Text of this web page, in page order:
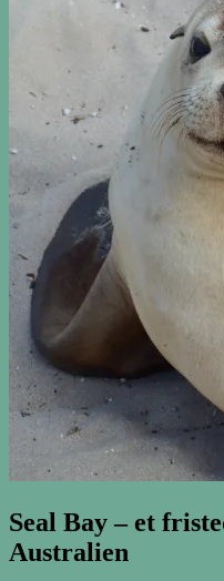
Seal Bay – et
Australien